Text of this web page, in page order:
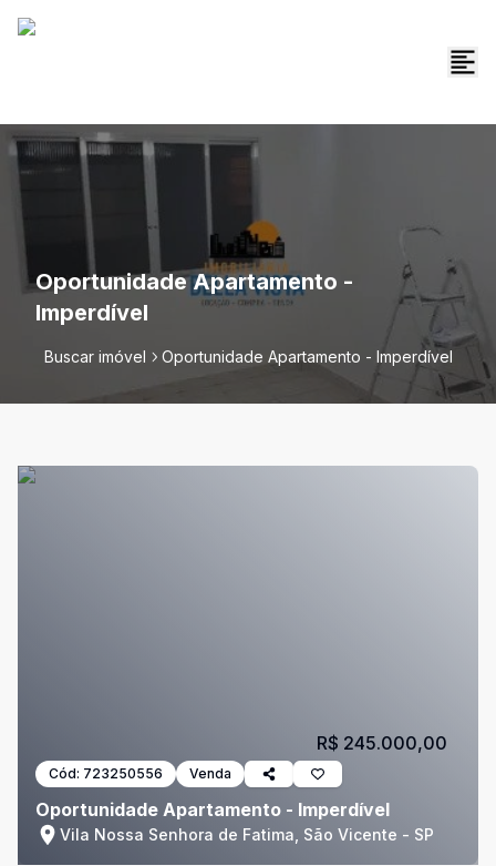
Oportunidade Apartamento -
Imperdível
Buscar imóvel Oportunidade Apartamento - Imperdível
Cód: 723250556 Venda
Oportunidade Apartamento - Imperdível
Vila Nossa Senhora de Fatima, São Vicente - SP
R$ 245.000,00